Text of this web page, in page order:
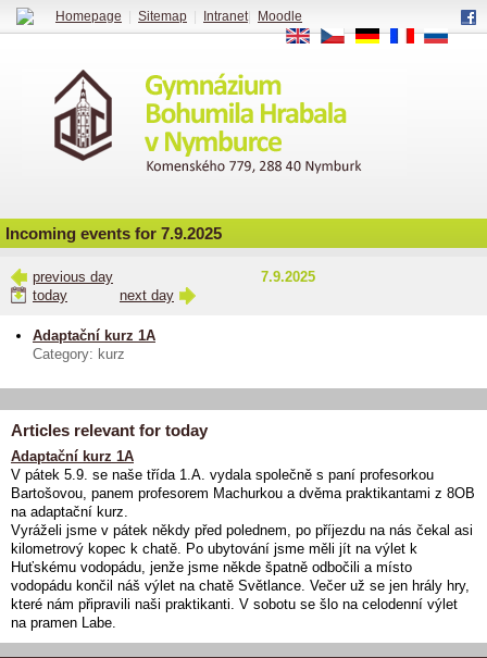
Incoming events for 7.9.2025
previous day
7.9.2025
today
next day
Adaptační kurz 1A
Category: kurz
Articles relevant for today
Adaptační kurz 1A
V pátek 5.9. se naše třída 1.A. vydala společně s paní profesorkou
Bartošovou, panem profesorem Machurkou a dvěma praktikantami z 8OB
na adaptační kurz.
Vyráželi jsme v pátek někdy před polednem, po příjezdu na nás čekal asi
kilometrový kopec k chatě. Po ubytování jsme měli jít na výlet k
Huťskému vodopádu, jenže jsme někde špatně odbočili a místo
vodopádu končil náš výlet na chatě Světlance. Večer už se jen hrály hry,
které nám připravili naši praktikanti. V sobotu se šlo na celodenní výlet
na pramen Labe.
Homepage Sitemap Intranet|
Moodle
EN
CS DE FR RU